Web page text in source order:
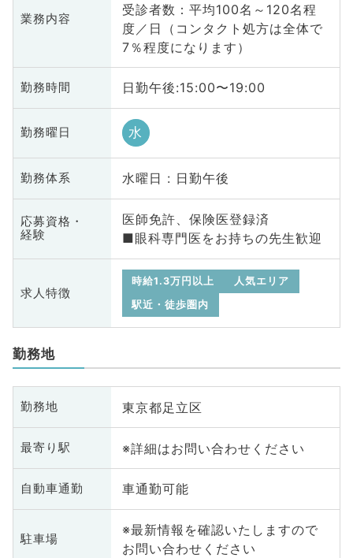
業務内容
受診者数：平均100名～120名程
度／日（コンタクト処方は全体で
7％程度になります）
勤務時間 日勤午後:15:00〜19:00
勤務曜日 水
勤務体系 水曜日 : 日勤午後
応募資格・
経験
医師免許、保険医登録済
■眼科専門医をお持ちの先生歓迎
求人特徴
時給1.3万円以上
人気エリア
駅近・徒歩圏内
勤務地
勤務地 東京都足立区
最寄り駅 ※詳細はお問い合わせください
自動車通勤 車通勤可能
駐車場
※最新情報を確認いたしますので
お問い合わせください